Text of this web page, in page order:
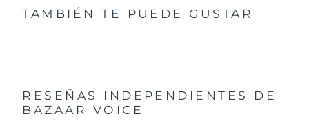
TAMBIÉN TE PUEDE GUSTAR
RESEÑAS INDEPENDIENTES
DE
BAZAAR VOICE